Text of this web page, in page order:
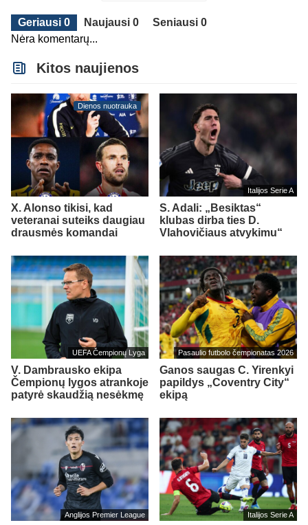
Geriausi 0 Naujausi 0
Seniausi 0
Nėra komentarų...
Kitos naujienos
Dienos nuotrauka
X. Alonso tikisi, kad
veteranai suteiks daugiau
drausmės komandai
Italijos Serie A
S. Adali: „Besiktas“
klubas dirba ties D.
Vlahovičiaus atvykimu“
UEFA Čempionų Lyga
V. Dambrausko ekipa
Čempionų lygos atrankoje
patyrė skaudžią nesėkmę
Pasaulio futbolo čempionatas 2026
Ganos saugas C. Yirenkyi
papildys „Coventry City“
ekipą
Anglijos Premier League Italijos Serie A